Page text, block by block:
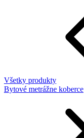
Všetky produkty
Bytové metrážne koberce